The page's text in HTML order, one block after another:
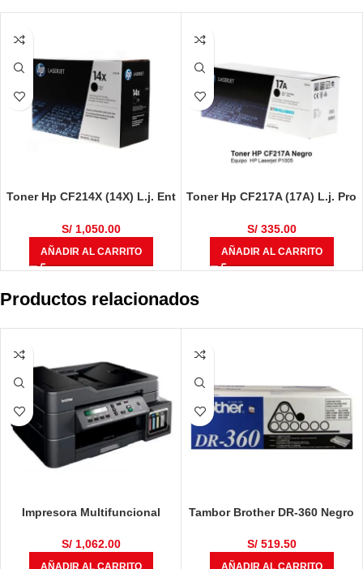
Toner Hp CF214X (14X) L.j. Ent
S/1,050.00
AÑADIR AL CARRITO
Toner Hp CF217A (17A) L.j. Pro
S/335.00
AÑADIR AL CARRITO
Productos relacionados
Impresora Multifuncional
S/1,062.00
AÑADIR AL CARRITO
Tambor Brother DR-360 Negro
S/519.50
AÑADIR AL CARRITO